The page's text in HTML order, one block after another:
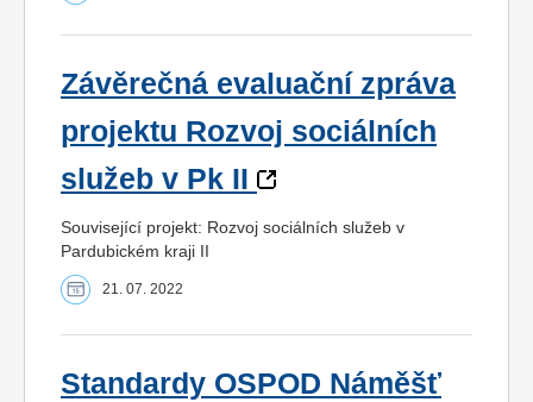
Závěrečná evaluační zpráva
projektu Rozvoj sociálních
služeb v Pk II
Související projekt: Rozvoj sociálních služeb v
Pardubickém kraji II
21. 07. 2022
Standardy OSPOD Náměšť